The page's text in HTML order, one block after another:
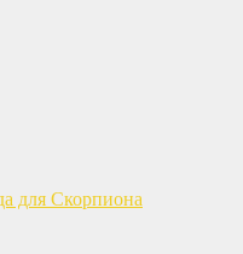
для Скорпиона